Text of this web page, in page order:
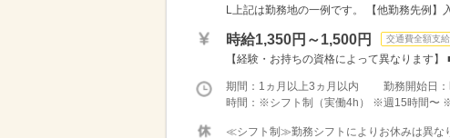
L上記は勤務地の一例です。 【他勤務先例
時給1,350円～1,500円 交通費全額支給
【経験・お持ちの資格によって異なります
期間：1ヵ月以上3ヵ月以内 勤務開始日：
時間：※シフト制（実働4h） ※週15時間〜
≪シフト制≫勤務シフトによりお休みは異な